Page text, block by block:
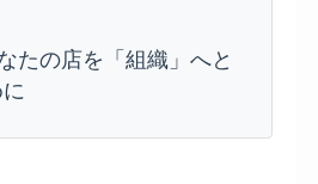
たの店を「組織」へと